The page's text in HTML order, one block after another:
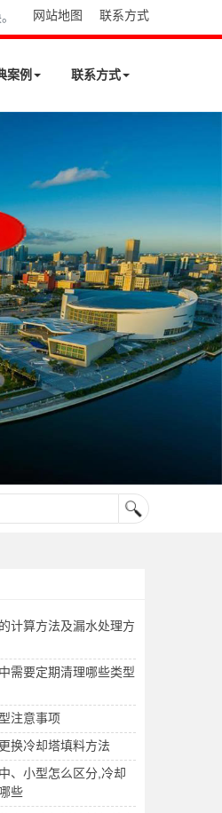
网站地图 联系方式
案例 联系方式
计算方法及漏水处理方
需要定期清理哪些类型
注意事项
换冷却塔填料方法
、小型怎么区分,冷却
些